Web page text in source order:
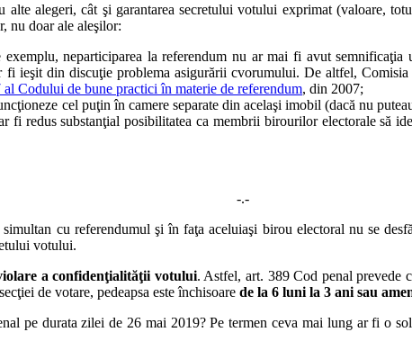
alegeri, cât şi garantarea secretului votului exprimat (valoare,
nu doar ale aleşilor:
exemplu, neparticiparea la referendum nu ar mai fi avut
ieşit din discuţie problema asigurării cvorumului. De altfel,
al Codului de bune practici în materie de referendum, din 2007;
cel puţin în camere separate din acelaşi imobil (dacă nu
fi redus substanţial posibilitatea ca membrii birourilor electorale să
-.-
cu referendumul şi în faţa aceluiaşi birou electoral nu se
votului.
a confidenţialităţii votului. Astfel, art. 389 Cod penal prevede
de votare, pedeapsa este închisoare de la 6 luni la 3 ani sau
pe durata zilei de 26 mai 2019? Pe termen ceva mai lung ar fi o